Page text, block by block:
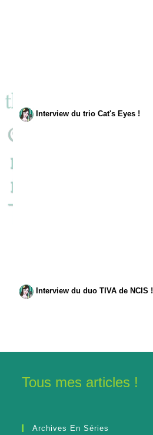
Interview du trio Cat's Eyes !
Interview du duo TIVA de NCIS !
Tous mes articles !
Archives En Séries